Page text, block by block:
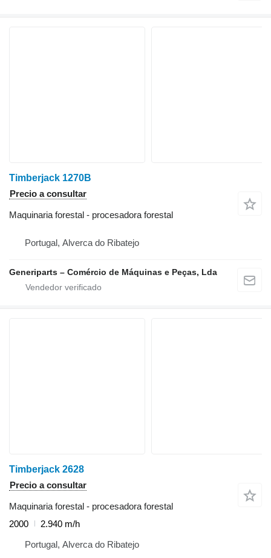
Timberjack 1270B
Precio a consultar
Maquinaria forestal - procesadora forestal
Portugal, Alverca do Ribatejo
Generiparts – Comércio de Máquinas e Peças, Lda
Timberjack 2628
Precio a consultar
Maquinaria forestal - procesadora forestal
2000
2.940 m/h
Portugal, Alverca do Ribatejo